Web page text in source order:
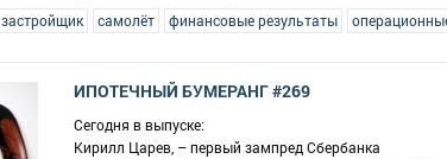
застройщик самолёт финансовые результаты
ИПОТЕЧНЫЙ БУМЕРАНГ #269
Сегодня в выпуске:
Кирилл Царев, – первый зампред Сбербанка